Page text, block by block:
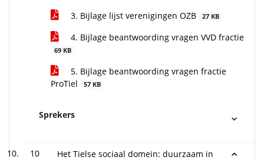
3. Bijlage lijst verenigingen OZB 27 KB
4. Bijlage beantwoording vragen VVD fractie
69 KB
5. Bijlage beantwoording vragen fractie
ProTiel
57 KB
Sprekers
10
Het Tielse sociaal domein: duurzaam in